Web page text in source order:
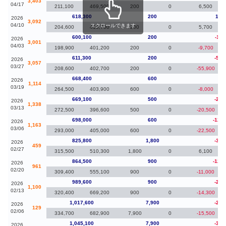
04/17
211,100
469,500 200 0 6,500
2026
04/10
3,092
618,300 200
204,600
413,700 200 0 5,700
2026
04/03
3,001
600,100 200
-
198,900
401,200 200 0 -9,700
2026
03/27
3,057
611,300 200
-
208,600
402,700 200 0 -55,900
2026
03/19
1,114
668,400 600
264,500
403,900 600 0 -8,000
2026
03/13
1,338
669,100 500
-
272,500
396,600 500 0 -20,500
2026
03/06
1,163
698,000 600
-
293,000
405,000 600 0 -22,500
2026
02/27
459
825,800 1,800
-
315,500
510,300 1,800 0 6,100
2026
02/20
961
864,500 900
-
309,400
555,100 900 0 -11,000
2026
02/13
1,100
989,600 900
-
320,400
669,200 900 0 -14,300
2026
02/06
129
1,017,600 7,900
-
334,700
682,900 7,900 0 -15,500
2026 1,045,100 7,900 -
スクロールできます